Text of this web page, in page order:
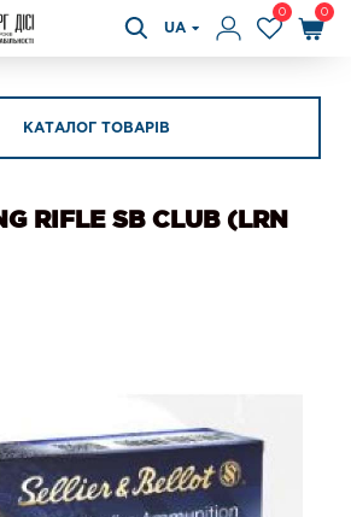
UA
0 0
КАТАЛОГ ТОВАРІВ
RIFLE SB CLUB (LRN